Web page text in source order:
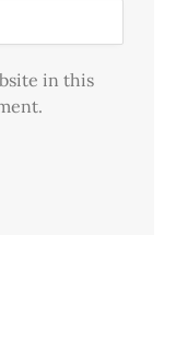
in this